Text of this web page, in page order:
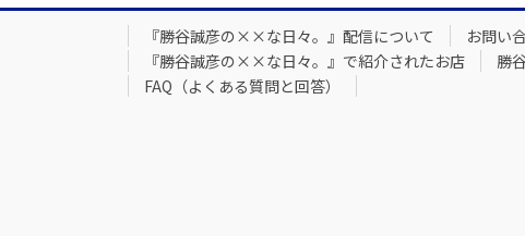
『勝谷誠彦の××な日々。』配信について お問い
『勝谷誠彦の××な日々。』で紹介されたお店
勝
FAQ（よくある質問と回答）